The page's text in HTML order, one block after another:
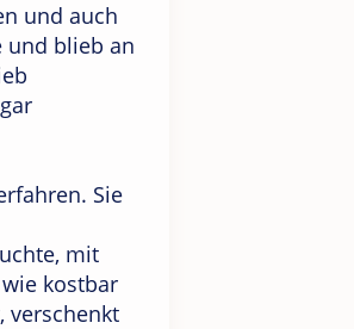
und auch
und blieb an
Sie
mit
kostbar
verschenkt